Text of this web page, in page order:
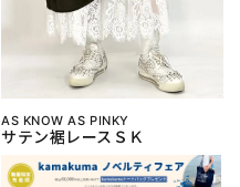
AS KNOW AS PINKY
サテン裾レースＳＫ